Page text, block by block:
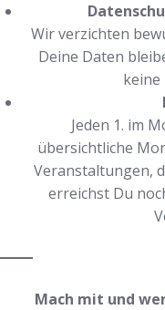
Wir verzichten
Deine Daten
keine
Jeden 1. im
übersichtliche
Veranstaltungen,
erreichst Du
Mach mit und